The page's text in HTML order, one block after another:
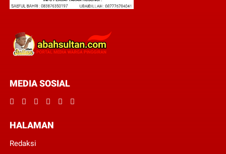
MEDIA SOSIAL
HALAMAN
Redaksi